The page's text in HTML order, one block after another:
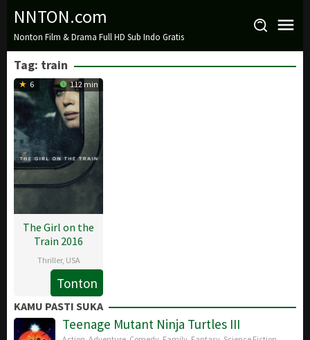
Loncat
konten
NNTON.com
Nonton Film & Drama Full HD Sub Indo Gratis
Tag: train
6 112 min
The Girl on the
Train 2016
Thriller, USA
5
Oct
2016
Tate
Taylor
Tonton
KAMU PASTI SUKA
Teenage Mutant Ninja Turtles III